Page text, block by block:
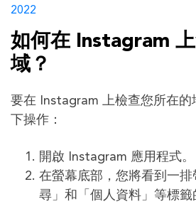
2022
如何在 Instagram
域？
要在 Instagram 上檢查您所在的
下操作：
開啟 Instagram 應用程式。
在螢幕底部，您將看到一
尋」和「個人資料」等標籤